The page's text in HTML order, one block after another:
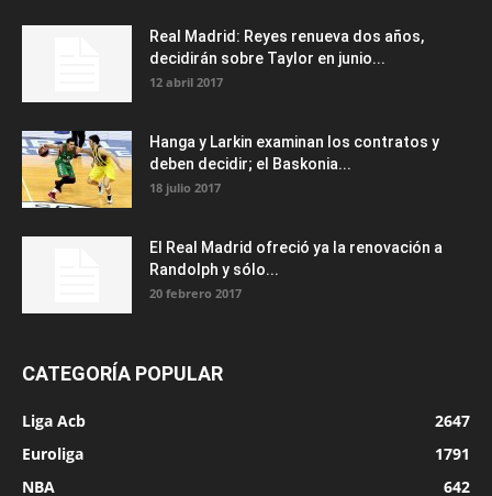
Real Madrid: Reyes renueva dos años,
decidirán sobre Taylor en junio...
12 abril 2017
Hanga y Larkin examinan los contratos y
deben decidir; el Baskonia...
18 julio 2017
El Real Madrid ofreció ya la renovación a
Randolph y sólo...
20 febrero 2017
CATEGORÍA POPULAR
Liga Acb
2647
Euroliga
1791
NBA
642